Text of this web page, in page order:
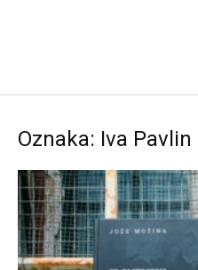
Oznaka: Iva